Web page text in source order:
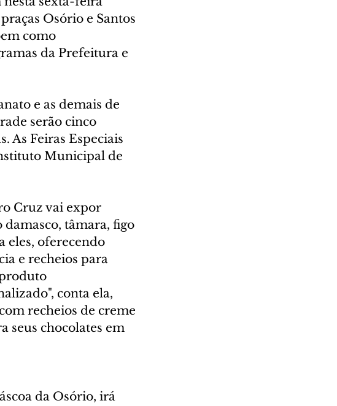
Osório e Santos
como
da Prefeitura e
e as demais de
serão cinco
As Feiras Especiais
Municipal de
Cruz vai expor
damasco, tâmara, figo
eles, oferecendo
e recheios para
conta ela,
recheios de creme
seus chocolates em
da Osório, irá